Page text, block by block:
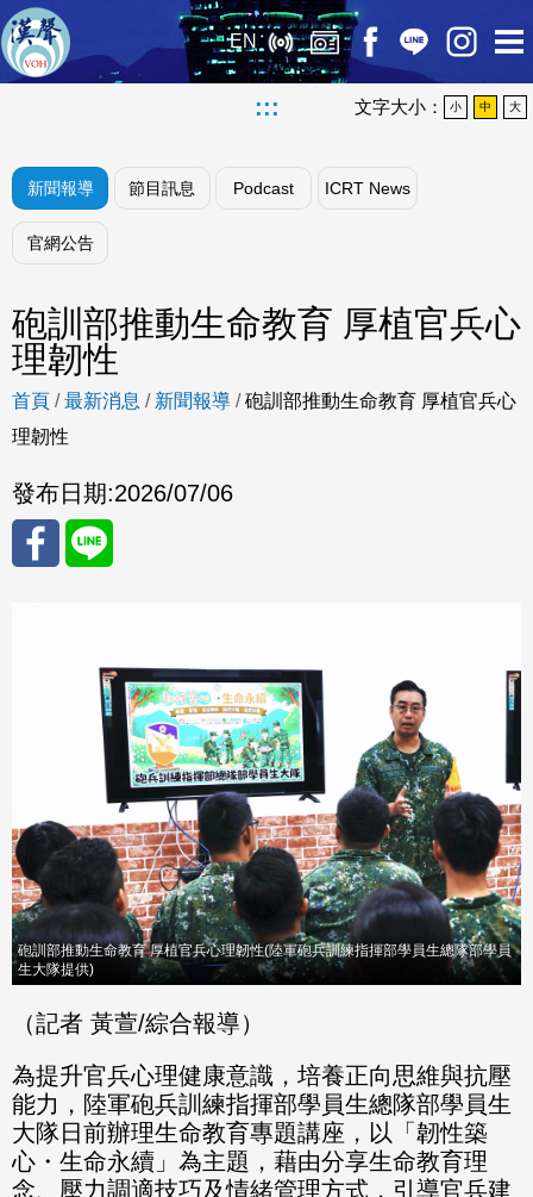
EN
::: 文字大小： 小 中 大
新聞報導 節目訊息 Podcast ICRT News
官網公告
砲訓部推動生命教育 厚植官兵心
理韌性
首頁 /最新消息 / 新聞報導 /砲訓部推動生命教育 厚植官兵心
理韌性
發布日期:2026/07/06
Line
砲訓部推動生命教育 厚植官兵心理韌性(陸軍砲兵訓練指揮部學員生總隊部學員
生大隊提供)
（記者 黃萱/綜合報導）
為提升官兵心理健康意識，培養正向思維與抗壓
能力，陸軍砲兵訓練指揮部學員生總隊部學員生
大隊日前辦理生命教育專題講座，以「韌性築
心・生命永續」為主題，藉由分享生命教育理
念、壓力調適技巧及情緒管理方式，引導官兵建